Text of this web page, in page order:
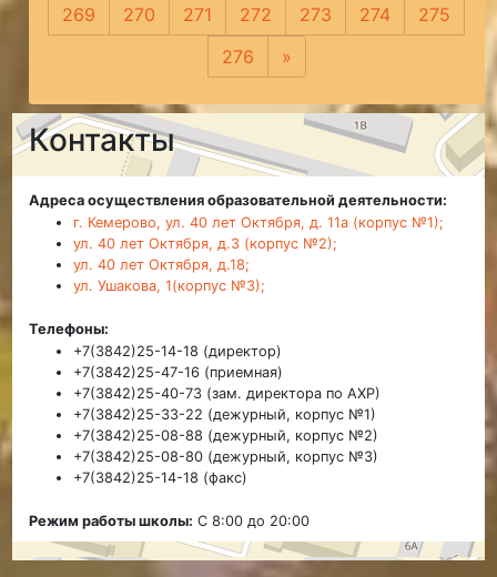
269
270 271 272 273 274
275
276
»
Контакты
Адреса осуществления образовательной деятельности:
г. Кемерово, ул. 40 лет Октября, д. 11а (корпус №1);
ул. 40 лет Октября, д.3 (корпус №2);
ул. 40 лет Октября, д.18;
ул. Ушакова, 1(корпус №3);
Телефоны:
+7(3842)25-14-18 (директор)
+7(3842)25-47-16 (приемная)
+7(3842)25-40-73 (зам. директора по АХР)
+7(3842)25-33-22 (дежурный, корпус №1)
+7(3842)25-08-88 (дежурный, корпус №2)
+7(3842)25-08-80 (дежурный, корпус №3)
+7(3842)25-14-18 (факс)
Режим работы школы: С 8:00 до 20:00